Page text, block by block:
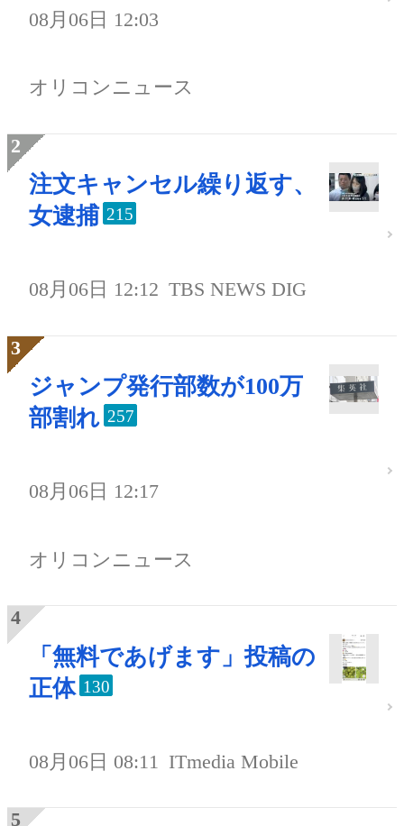
08月06日 12:03
オリコンニュース
注文キャンセル繰り返す、
女逮捕 215
08月06日 12:12 TBS NEWS DIG
ジャンプ発行部数が100万
部割れ 257
08月06日 12:17
オリコンニュース
「無料であげます」投稿の
正体 130
08月06日 08:11 ITmedia Mobile